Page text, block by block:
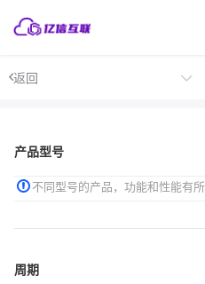
返回
产品型号
不同型号的产品，功能和性能有
周期